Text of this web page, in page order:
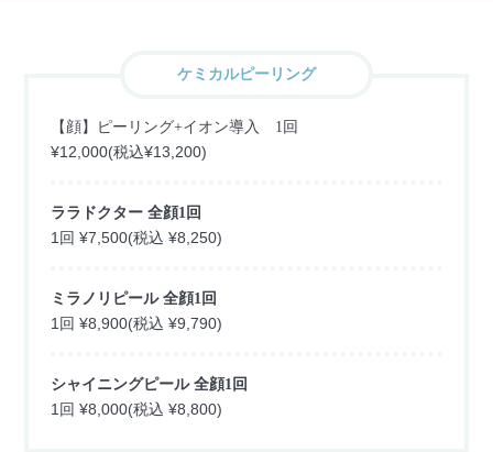
ケミカルピーリング
【顔】ピーリング+イオン導入 1回
¥12,000(税込¥13,200)
ララドクター 全顔1回
1回 ¥7,500(税込 ¥8,250)
ミラノリピール 全顔1回
1回 ¥8,900(税込 ¥9,790)
シャイニングピール 全顔1回
1回 ¥8,000(税込 ¥8,800)